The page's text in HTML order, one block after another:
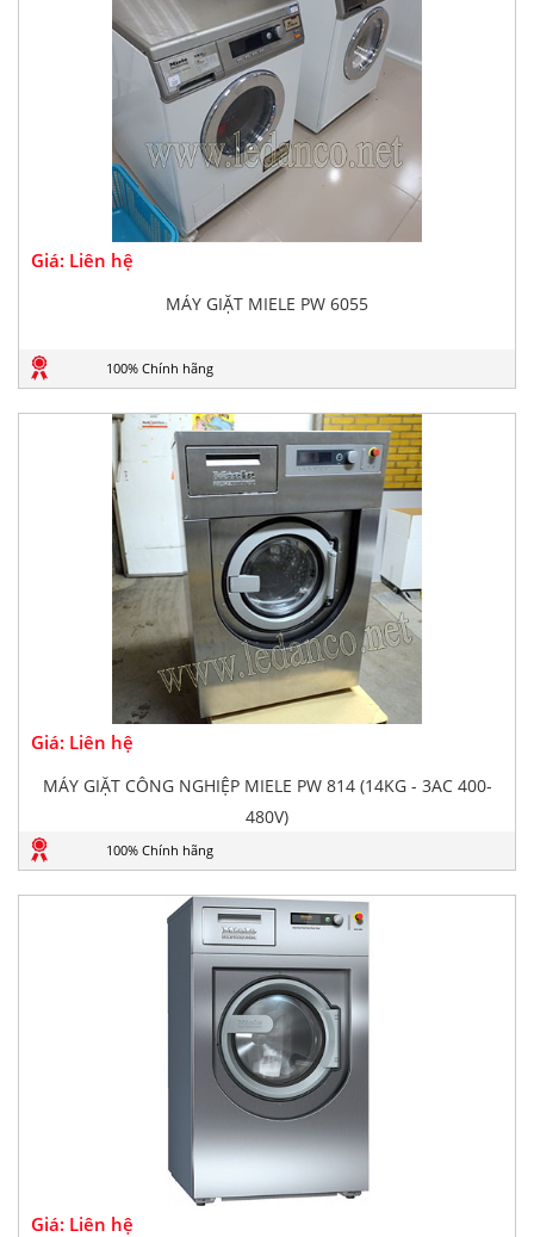
Giá: Liên hệ
MÁY GIẶT MIELE PW 6055
100% Chính hãng
Giá: Liên hệ
MÁY GIẶT CÔNG NGHIỆP MIELE PW 814 (14KG - 3AC 400-
480V)
100% Chính hãng
Giá: Liên hệ